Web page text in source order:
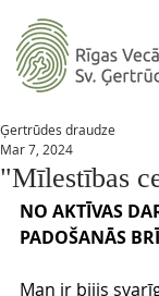
"Mīlestības
Ģertrūdes draudze
Mar 7, 2024
NO AKTĪVAS
PADOŠANĀS
Man ir bijis